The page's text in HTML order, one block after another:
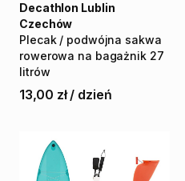
Plecak ​/​ podwójna sakwa
rowerowa na bagażnik 27
litrów
Decathlon Lublin
Czechów
13,00 zł / dzień